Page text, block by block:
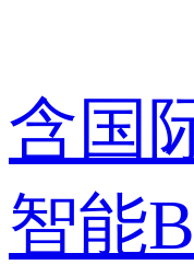
含国
智能